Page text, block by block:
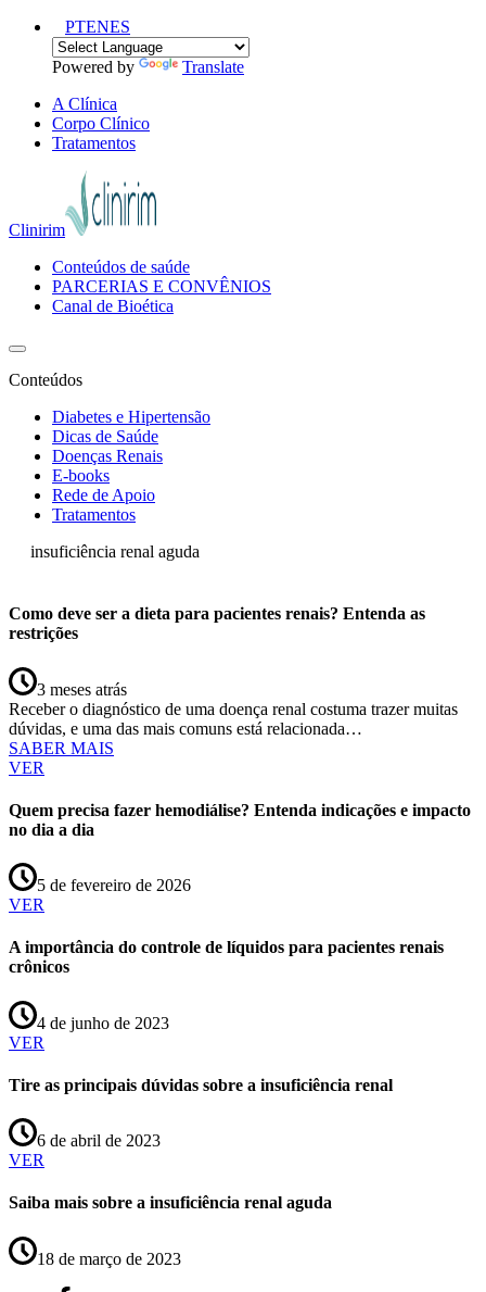
PTENES
Powered by
Translate
A Clínica
Corpo Clínico
Tratamentos
Clinirim
Conteúdos de saúde
PARCERIAS E CONVÊNIOS
Canal de Bioética
Conteúdos
Diabetes e Hipertensão
Dicas de Saúde
Doenças Renais
E-books
Rede de Apoio
Tratamentos
insuficiência renal aguda
Como deve ser a dieta para pacientes renais? Entenda as
restrições
3 meses atrás
Receber o diagnóstico de uma doença renal costuma trazer muitas
dúvidas, e uma das mais comuns está relacionada…
SABER MAIS
VER
Quem precisa fazer hemodiálise? Entenda indicações e impacto
no dia a dia
5 de fevereiro de 2026
VER
A importância do controle de líquidos para pacientes renais
crônicos
4 de junho de 2023
VER
Tire as principais dúvidas sobre a insuficiência renal
6 de abril de 2023
VER
Saiba mais sobre a insuficiência renal aguda
18 de março de 2023